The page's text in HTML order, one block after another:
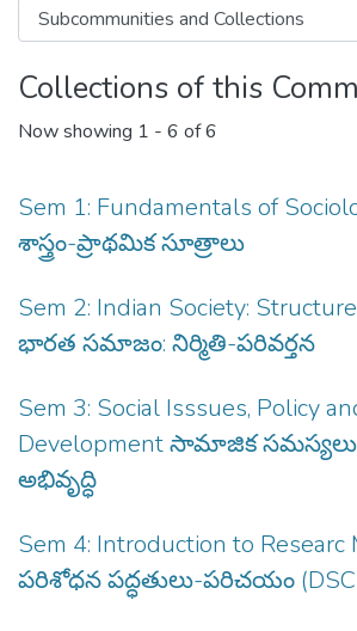
Collections of this
Now showing 1 - 6 of 6
Sem 1: Fundamentals of
శాస్త్రం-ప్రాథమిక సూత్రాలు
Sem 2: Indian Society:
భారత సమాజం: నిర్మితి-పరివర్తన
Sem 3: Social Isssues, Policy
Development సామాజిక
అభివృద్ధి
Sem 4: Introduction to Researc
పరిశోధన పద్ధతులు-పరిచయం